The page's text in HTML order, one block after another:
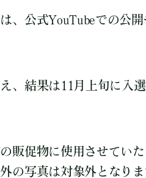
、公式YouTubeでの公
、結果は11月上旬に入
販促物に使用させていた
の写真は対象外となりま